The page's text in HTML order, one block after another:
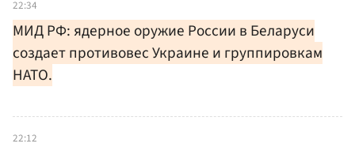
22:34
МИД РФ: ядерное оружие России в Беларуси
создает противовес Украине и группировкам
НАТО.
22:12